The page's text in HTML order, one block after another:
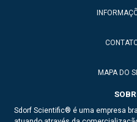
Esqueleto de animais para
Esqueleto de ave
MAPA DO
Sdorf Scientific® é uma empresa